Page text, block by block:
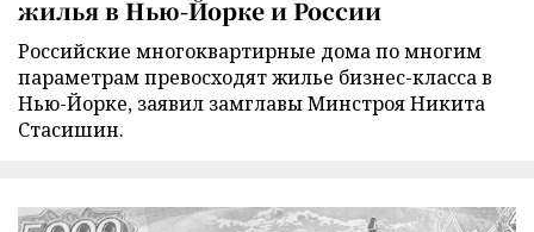
жилья в Нью-Йорке и России
Российские многоквартирные дома по многим
параметрам превосходят жилье бизнес-класса в
Нью-Йорке, заявил замглавы Минстроя Никита
Стасишин.